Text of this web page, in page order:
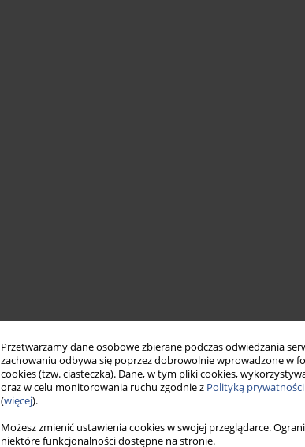
Przetwarzamy dane osobowe zbierane podczas odwiedzania
zachowaniu odbywa się poprzez dobrowolnie wprowadzone w
cookies (tzw. ciasteczka). Dane, w tym pliki cookies,
oraz w celu monitorowania ruchu zgodnie z Polityką prywatności
(więcej).
Możesz zmienić ustawienia cookies w swojej przeglądarce.
niektóre funkcjonalności dostępne na stronie.